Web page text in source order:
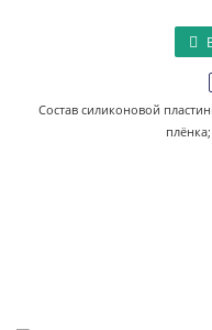
Состав силиконовой